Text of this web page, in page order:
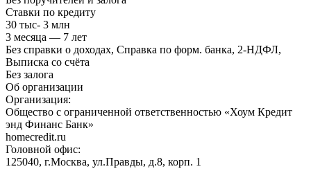
Ставки по кредиту
30 тыс- 3 млн
3 месяца — 7 лет
Без справки о доходах, Справка по форм. банка, 2-НДФЛ,
Выписка со счёта
Без залога
Об организации
Организация:
Общество с ограниченной ответственностью «Хоум Кредит
энд Финанс Банк»
homecredit.ru
Головной офис:
125040, г.Москва, ул.Правды, д.8, корп. 1